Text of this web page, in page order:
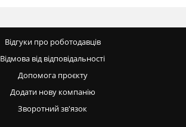
Відгуки про роботодавців
Відмова від відповідальності
Допомога проєкту
Додати нову компанію
Зворотний зв'язок